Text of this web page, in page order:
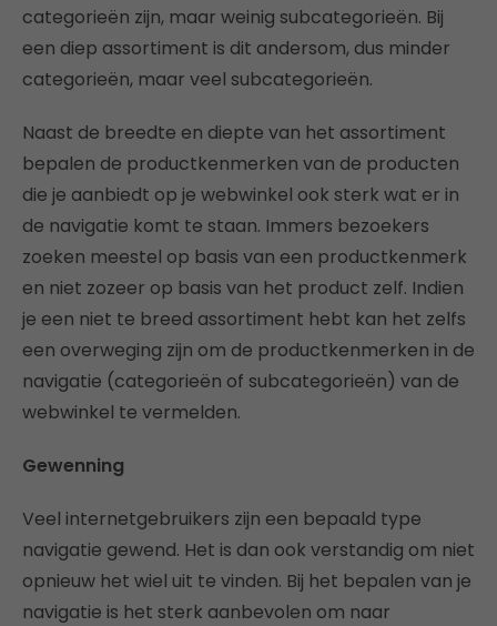
categorieën zijn, maar weinig subcategorieën. Bij
een diep assortiment is dit andersom, dus minder
categorieën, maar veel subcategorieën.
Naast de breedte en diepte van het assortiment
bepalen de productkenmerken van de producten
die je aanbiedt op je webwinkel ook sterk wat er in
de navigatie komt te staan. Immers bezoekers
zoeken meestel op basis van een productkenmerk
en niet zozeer op basis van het product zelf. Indien
je een niet te breed assortiment hebt kan het zelfs
een overweging zijn om de productkenmerken in de
navigatie (categorieën of subcategorieën) van de
webwinkel te vermelden.
Gewenning
Veel internetgebruikers zijn een bepaald type
navigatie gewend. Het is dan ook verstandig om niet
opnieuw het wiel uit te vinden. Bij het bepalen van je
navigatie is het sterk aanbevolen om naar